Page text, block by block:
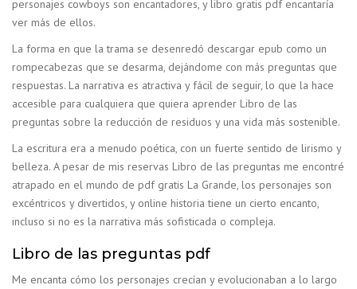
personajes cowboys son encantadores, y libro gratis pdf encantaría
ver más de ellos.
La forma en que la trama se desenredó descargar epub como un
rompecabezas que se desarma, dejándome con más preguntas que
respuestas. La narrativa es atractiva y fácil de seguir, lo que la hace
accesible para cualquiera que quiera aprender Libro de las
preguntas sobre la reducción de residuos y una vida más sostenible.
La escritura era a menudo poética, con un fuerte sentido de lirismo y
belleza. A pesar de mis reservas Libro de las preguntas me encontré
atrapado en el mundo de pdf gratis La Grande, los personajes son
excéntricos y divertidos, y online historia tiene un cierto encanto,
incluso si no es la narrativa más sofisticada o compleja.
Libro de las preguntas pdf
Me encanta cómo los personajes crecían y evolucionaban a lo largo